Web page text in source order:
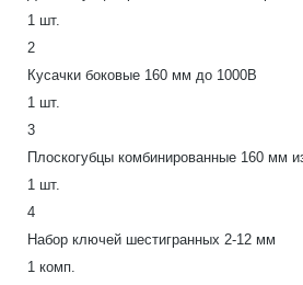
1 шт.
2
Кусачки боковые 160 мм до 1000В
1 шт.
3
Плоскогубцы комбинированные 160 мм
1 шт.
4
Набор ключей шестигранных 2-12 мм
1 комп.